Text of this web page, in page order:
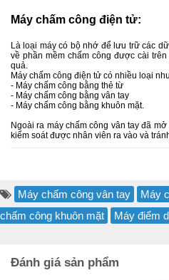
Máy chấm công điện tử:
Là loại máy có bộ nhớ để lưu trữ các
về phần mềm chấm công được cài
quả.
Máy chấm công điện tử có nhiều loại
- Máy chấm công bằng thẻ từ
- Máy chấm công bằng vân tay
- Máy chấm công bằng khuôn mặt.
Ngoài ra máy chấm công vân tay đã
kiểm soát được nhân viên ra vào và
Máy chấm công vân tay Máy
chấm công khuôn mặt
Máy điểm
Đánh giá sản phẩm